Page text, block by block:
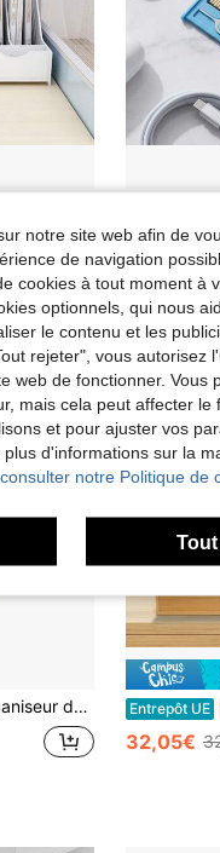
Dès2,58€
empilables avec serrure, boîte de rangement rustique avec tiroirs, organisateurs et accessoires de bureau idéaux pour la maison Entrepôt UE
32,05€
notre site web afin de
de navigation
cookies à tout moment à
optionnels, qui nous
le contenu et les
rejeter", vous autorisez
web de fonctionner. Vous
mais cela peut affecter le
et pour ajuster vos
d'informations sur la
notre Politique de